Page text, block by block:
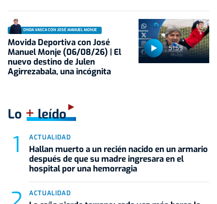
51:59
ONDA VASCA CON JOSÉ MANUEL MONJE
Movida Deportiva con José
Manuel Monje (06/08/26) | El
nuevo destino de Julen
Agirrezabala, una incógnita
Lo +leído
ACTUALIDAD
Hallan muerto a un recién nacido en un armario
después de que su madre ingresara en el
hospital por una hemorragia
ACTUALIDAD